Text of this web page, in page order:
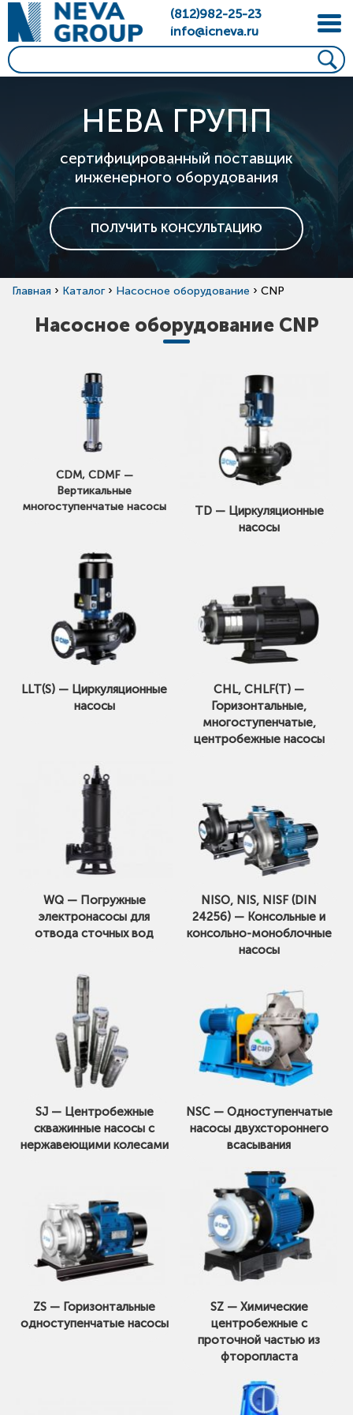
(812)982-25-23
info@icneva.ru
НЕВА ГРУПП
сертифицированный поставщик
инженерного оборудования
ПОЛУЧИТЬ КОНСУЛЬТАЦИЮ
Главная › Каталог › Насосное оборудование › CNP
Насосное оборудование CNP
CDM, CDMF —
Вертикальные
многоступенчатые насосы
TD — Циркуляционные
насосы
LLT(S) — Циркуляционные
насосы
CHL, CHLF(Т) —
Горизонтальные,
многоступенчатые,
центробежные насосы
WQ — Погружные
электронасосы для
отвода сточных вод
NISO, NIS, NISF (DIN
24256) — Консольные и
консольно-моноблочные
насосы
SJ — Центробежные
скважинные насосы с
нержавеющими колесами
NSC — Одноступенчатые
насосы двухстороннего
всасывания
ZS — Горизонтальные
одноступенчатые насосы
SZ — Химические
центробежные с
проточной частью из
фторопласта